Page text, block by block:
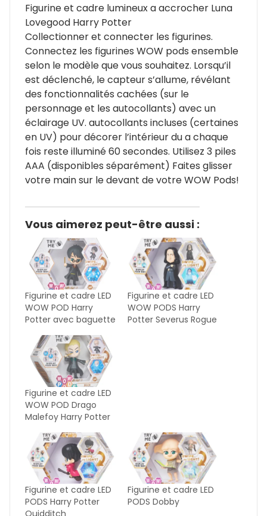
Figurine et cadre lumineux a accrocher Luna
Lovegood Harry Potter
Collectionner et connecter les figurines.
Connectez les figurines WOW pods ensemble
selon le modèle que vous souhaitez. Lorsqu’il
est déclenché, le capteur s’allume, révélant
des fonctionnalités cachées (sur le
personnage et les autocollants) avec un
éclairage UV. autocollants incluses (certaines
en UV) pour décorer l’intérieur du a chaque
fois reste illuminé 60 secondes. Utilisez 3 piles
AAA (disponibles séparément) Faites glisser
votre main sur le devant de votre WOW Pods!
Vous aimerez peut-être aussi :
Figurine et cadre LED
WOW POD Harry
Potter avec baguette
Figurine et cadre LED
WOW PODS Harry
Potter Severus Rogue
Figurine et cadre LED
WOW POD Drago
Malefoy Harry Potter
Figurine et cadre LED
PODS Harry Potter
Figurine et cadre LED
PODS Dobby